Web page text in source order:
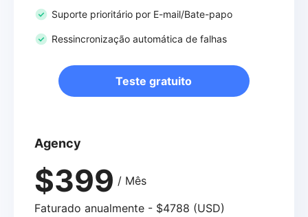
Suporte prioritário por E-mail/Bate-papo
Ressincronização automática de falhas
Teste gratuito
Agency
$399 / Mês
Faturado anualmente - $4788 (USD)